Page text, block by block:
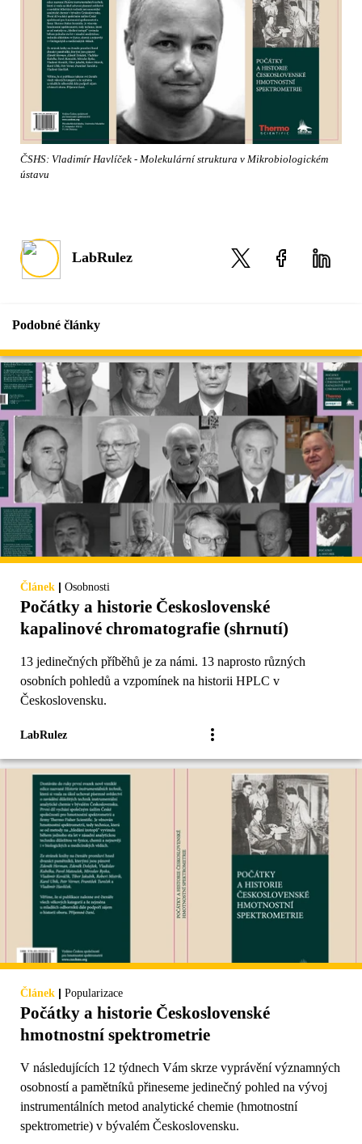
ČSHS: Vladimír Havlíček - Molekulární struktura v Mikrobiologickém
ústavu
LabRulez
Podobné články
Článek | Osobnosti
Počátky a historie Československé
kapalinové chromatografie (shrnutí)
13 jedinečných příběhů je za námi. 13 naprosto různých
osobních pohledů a vzpomínek na historii HPLC v
Československu.
LabRulez
Článek | Popularizace
Počátky a historie Československé
hmotnostní spektrometrie
V následujících 12 týdnech Vám skrze vyprávění významných
osobností a pamětníků přineseme jedinečný pohled na vývoj
instrumentálních metod analytické chemie (hmotnostní
spektrometrie) v bývalém Československu.